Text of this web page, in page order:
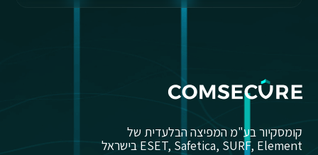
קומסקיור בע"מ המפיצה הבלעדית של
ESET, Safetica, SURF, Element בישראל